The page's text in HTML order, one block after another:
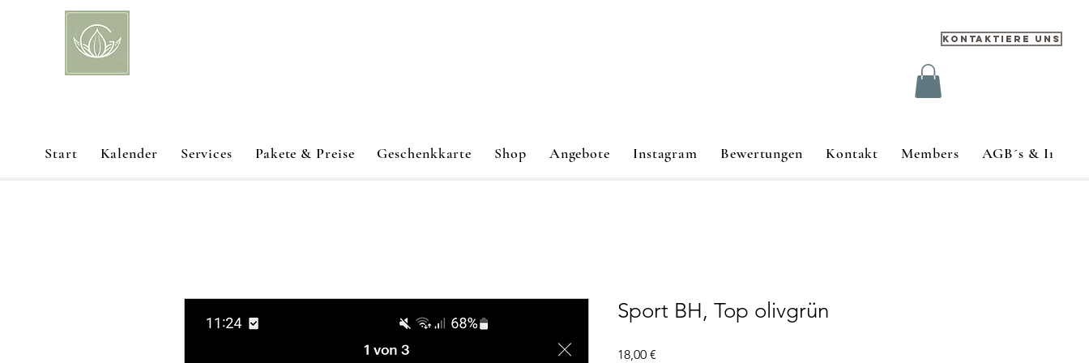
Kontaktiere uns
Start Kalender Services Pakete & Preise Geschenkkarte Shop Angebote Instagram Bewertungen Kontakt Members AGB´s &
Sport BH, Top olivgrün
18,00 €